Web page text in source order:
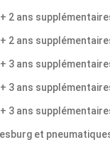
2 ans
2 ans
3 ans
3 ans
3 ans
et